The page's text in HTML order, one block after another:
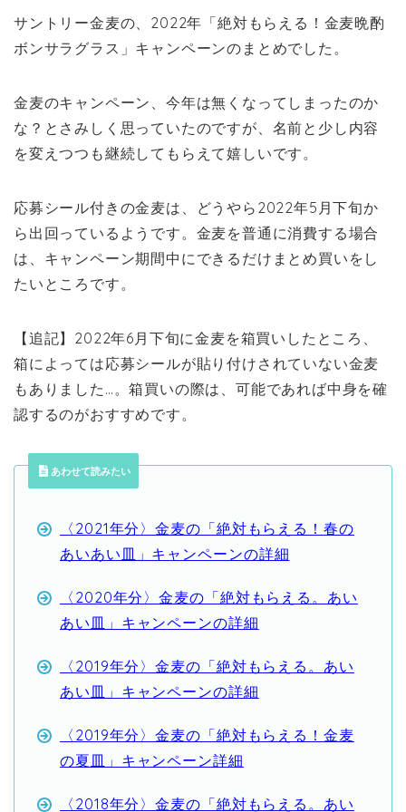
サントリー金麦の、2022年「絶対もらえる！金麦晩酌
ボンサラグラス」キャンペーンのまとめでした。
金麦のキャンペーン、今年は無くなってしまったのか
な？とさみしく思っていたのですが、名前と少し内容
を変えつつも継続してもらえて嬉しいです。
応募シール付きの金麦は、どうやら2022年5月下旬か
ら出回っているようです。金麦を普通に消費する場合
は、キャンペーン期間中にできるだけまとめ買いをし
たいところです。
【追記】2022年6月下旬に金麦を箱買いしたところ、
箱によっては応募シールが貼り付けされていない金麦
もありました…。箱買いの際は、可能であれば中身を確
認するのがおすすめです。
あわせて読みたい
〈2021年分〉金麦の「絶対もらえる！春の
あいあい皿」キャンペーンの詳細
〈2020年分〉金麦の「絶対もらえる。あい
あい皿」キャンペーンの詳細
〈2019年分〉金麦の「絶対もらえる。あい
あい皿」キャンペーンの詳細
〈2019年分〉金麦の「絶対もらえる！金麦
の夏皿」キャンペーン詳細
〈2018年分〉金麦の「絶対もらえる。あい